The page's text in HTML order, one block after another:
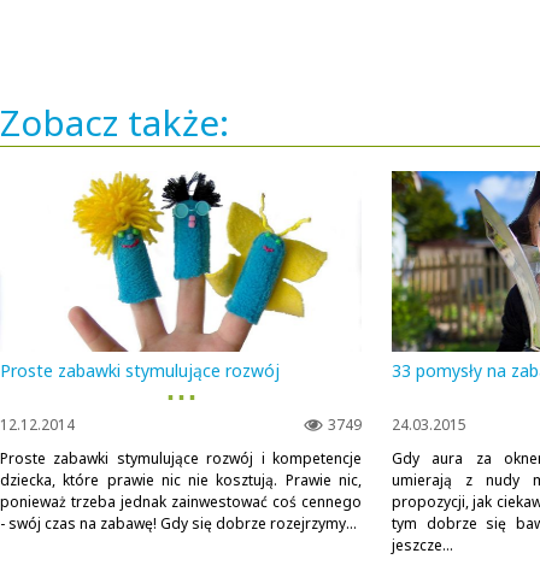
Zobacz także:
Proste zabawki stymulujące rozwój
▪ ▪ ▪
3749
12.12.2014
Proste zabawki stymulujące rozwój i kompetencje
dziecka, które prawie nic nie kosztują. Prawie nic,
ponieważ trzeba jednak zainwestować coś cennego
- swój czas na zabawę! Gdy się dobrze rozejrzymy...
33 pomysły na
24.03.2015
Gdy aura za
umierają z nudy
propozycji, jak
tym dobrze się
jeszcze...